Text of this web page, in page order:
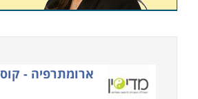
ארומתרפיה -